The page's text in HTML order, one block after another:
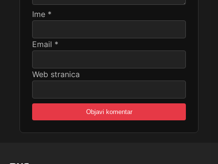
Ime *
Email *
Web stranica